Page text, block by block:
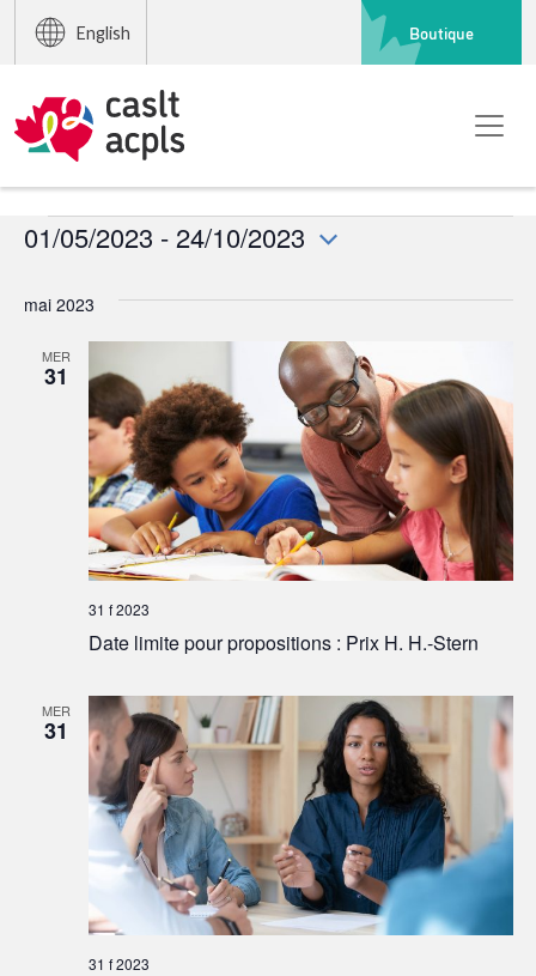
English Boutique
Événements
01/05/2023 - 24/10/2023
une
mai 2023
MER
31
Date limite pour propositions : Prix H. H.-Stern
31 f 2023
MER
31
31 f 2023